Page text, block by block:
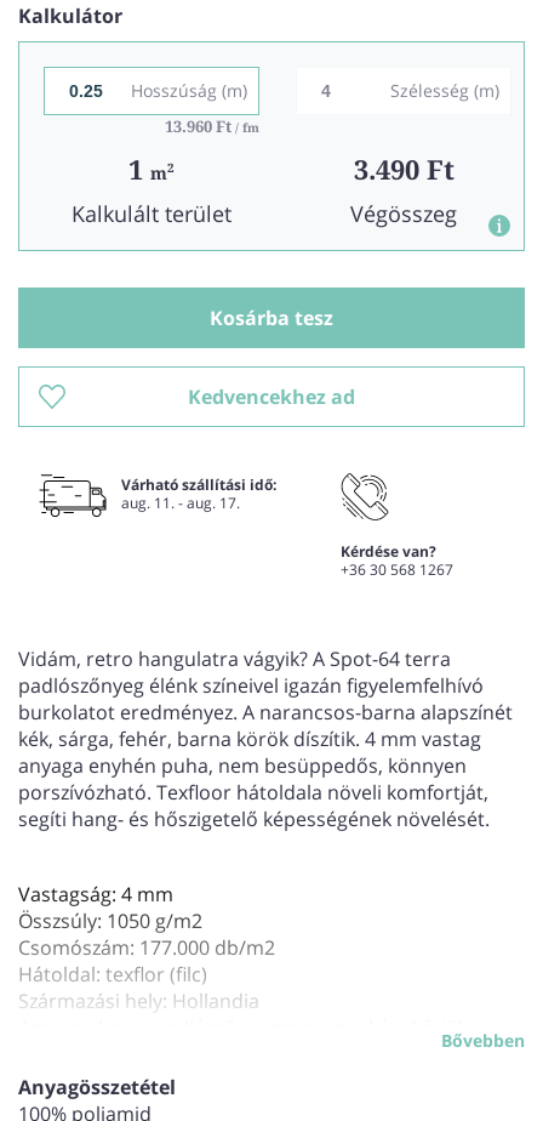
Kalkulátor
Hosszúság (m)
13.960 Ft / fm
1 m2
Kalkulált terület
Szélesség (m)
3.490 Ft
Végösszeg
Kosárba tesz
Kedvencekhez ad
Várható szállítási idő:
aug. 11. - aug. 17.
Kérdése van?
+36 30 568 1267
Vidám, retro hangulatra vágyik? A Spot-64 terra
padlószőnyeg élénk színeivel igazán figyelemfelhívó
burkolatot eredményez. A narancsos-barna alapszínét
kék, sárga, fehér, barna körök díszítik. 4 mm vastag
anyaga enyhén puha, nem besüppedős, könnyen
porszívózható. Texfloor hátoldala növeli komfortját,
segíti hang- és hőszigetelő képességének növelését.
Vastagság: 4 mm
Összsúly: 1050 g/m2
Csomószám: 177.000 db/m2
Hátoldal: texflor (filc)
Származási hely: Hollandia
Amennyiben a padlószőnyeget szegve kéri, kérjük,
abban az esetben, ne felejtse kosárba helyezni a lent
található Szőnyeg szegés elnevezésű szolgáltatásunkat
is!
Bővebben
Anyagösszetétel
100% poliamid